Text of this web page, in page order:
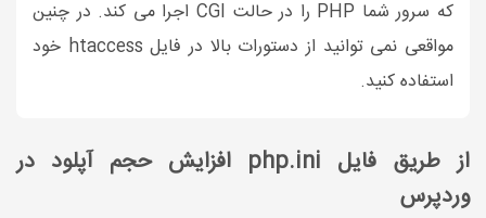
که سرور شما PHP را در حالت CGI اجرا می کند. در چنین
مواقعی نمی توانید از دستورات بالا در فایل htaccess خود
استفاده کنید.
از طریق فایل php.ini افزایش حجم آپلود در
وردپرس